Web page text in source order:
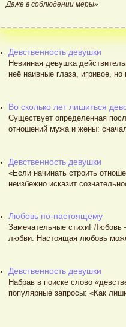
Даже в соблюдении меры»
Девственность девушки
Невинная девушка
неё наивные глаза, игривое, но
Во сколько лет лишиться
Существует определенная
отношений мужа и жены:
Девственность девушки
«Если начинать строить
неизбежно исказит
Любовь по-настоящему
Замечательные стихи!
любви. Настоящая любовь
Девственность девушки
Набрав в поиске слово
популярные запросы: «Как